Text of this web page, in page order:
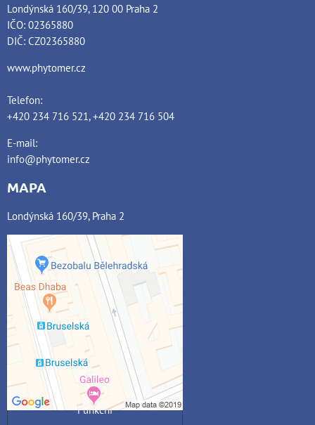
Londýnská 160/39, 120 00 Praha 2
IČO: 02365880
DIČ: CZ02365880
www.phytomer.cz
Telefon:
+420 234 716 521, +420 234 716 504
E-mail:
info@phytomer.cz
MAPA
Londýnská 160/39, Praha 2
Externí obsah je blokován
Volbami soukromí
Přejete si načíst externí obsah?
Povolit jednou
Povolit a zapamatovat -
souhlas s druhem cookie:
Funkční